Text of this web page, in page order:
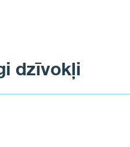
dzīvokļi